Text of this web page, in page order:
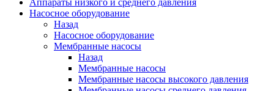
Аппараты низкого и среднего давления
Насосное оборудование
Назад
Насосное оборудование
Мембранные насосы
Назад
Мембранные насосы
Мембранные насосы высокого давления